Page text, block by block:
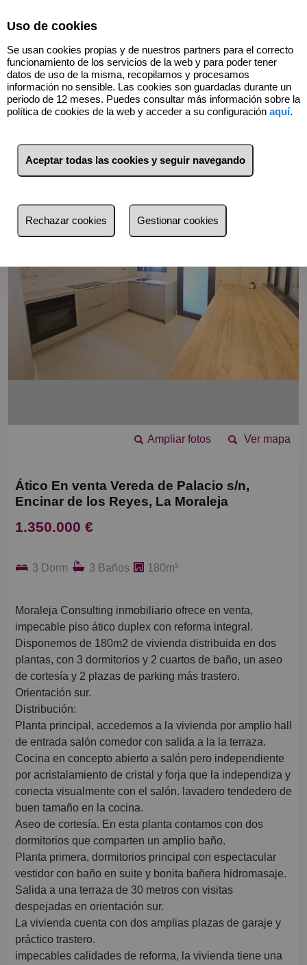
Volver
Ver mapa
Ampliar fotos
Ático En venta Vereda de Palacio s/n,
Encinar de los Reyes, La Moraleja
1.350.000 €
3 Dorm 3 Baños 180m²
Moraleja Consulting inmobiliario ofrece en venta,
impecable piso ático duplex con reforma integral.
Disponemos de 180m2 de vivienda distribuida en dos
plantas, con 3 dormitorios y 2 cuartos de baño, un aseo
de cortesía y 2 plazas de parking más trastero.
Orientación sur.
Distribución:
Planta principal, accedemos a la vivienda por amplio hall
de entrada salón comedor con salida a la la terraza.
Cocina en concepto abierto a salón pero independiente
por acristalamiento de cristal y forja que la independiza y
conecta visualmente con el salón. lavadero tendedero de
buen tamaño en la cocina.
Aseo de cortesía. En esta planta contamos con dos
dormitorios que comparten un amplio baño.
Planta primera, dormitorios principal con espectacular
vestidor con baño en suite y bonita bañera hidromasaje.
Salida a una terraza de 30 metros con visitas
despejadas en orientación sur.
La vivienda cuenta con dos amplias plazas de garaje y
práctico trastero.
impecables calidades de reforma, la vivienda tiene una
Uso de cookies
Se usan cookies propias y de nuestros partners para el correcto
funcionamiento de los servicios de la web y para poder tener
datos de uso de la misma, recopilamos y procesamos
información no sensible. Las cookies son guardadas durante un
periodo de 12 meses. Puedes consultar más información sobre la
política de cookies de la web y acceder a su configuración aquí.
Aceptar todas las cookies y seguir navegando
Rechazar cookies Gestionar cookies